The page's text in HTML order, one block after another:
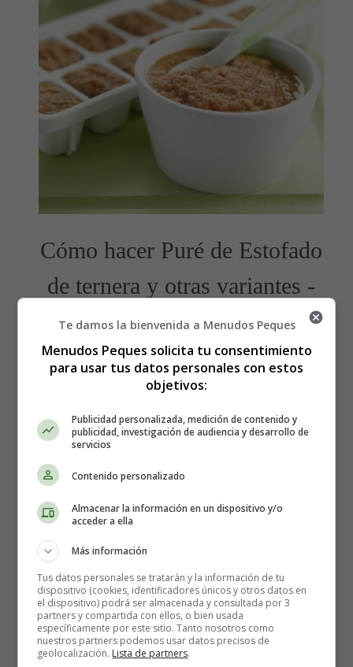
Cómo hacer Puré de Estofado
de ternera y otras variantes -
Recetas Caseras
Recetas fáciles para bebés
Los ingredientes que necesitas:
1 cucharadita de hierbas mixtas, secas
2 papas
Elaboración del Puré de Estofado de ternera:
Lavar, pelar y picar las zanahorias y las papas.
Colocar la carne en una cacerola con las hierbas, luego
agregar suficiente agua para cubrir.
Te damos la bienvenida a Menudos Peques
Menudos Peques solicita tu consentimiento
para usar tus datos personales con estos
objetivos:
Publicidad personalizada, medición de contenido y
publicidad, investigación de audiencia y desarrollo de
servicios
Contenido personalizado
Almacenar la información en un dispositivo y/o
acceder a ella
Más información
Tus datos personales se tratarán y la información de tu
dispositivo (cookies, identificadores únicos y otros datos en
el dispositivo) podrá ser almacenada y consultada por 3
partners y compartida con ellos, o bien usada
específicamente por este sitio. Tanto nosotros como
nuestros partners podemos usar datos precisos de
geolocalización. Lista de partners.